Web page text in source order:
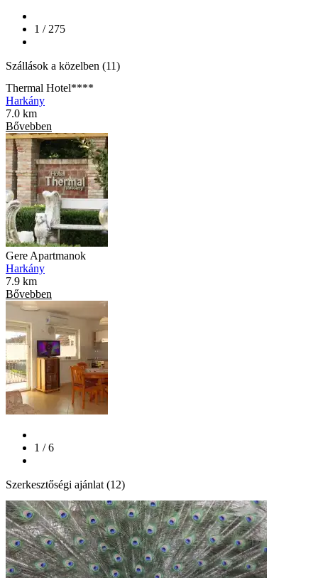
1 / 275
Szállások a közelben (11)
Thermal Hotel****
Harkány
7.0 km
Bővebben
Gere Apartmanok
Harkány
7.9 km
Bővebben
1 / 6
Szerkesztőségi ajánlat (12)